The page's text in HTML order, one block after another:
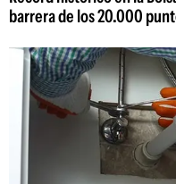
barrera de los 20.000